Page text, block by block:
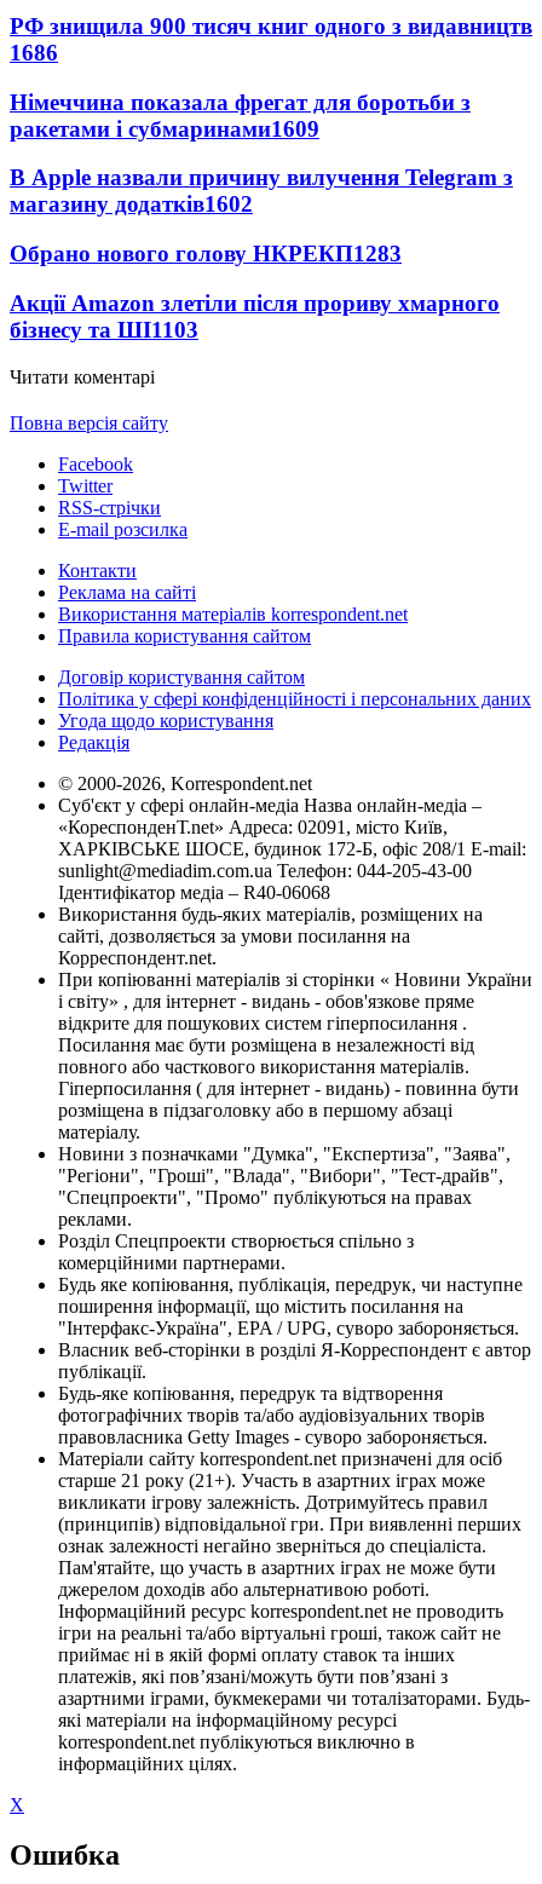
РФ знищила 900 тисяч книг одного з видавництв
1686
Німеччина показала фрегат для боротьби з
ракетами і субмаринами1609
В Apple назвали причину вилучення Telegram з
магазину додатків1602
Обрано нового голову НКРЕКП1283
Акції Amazon злетіли після прориву хмарного
бізнесу та ШІ1103
Читати коментарі
Повна версія сайту
Facebook
Twitter
RSS-стрічки
E-mail розсилка
Контакти
Реклама на сайті
Використання матеріалів korrespondent.net
Правила користування сайтом
Договір користування сайтом
Політика у сфері конфіденційності і персональних даних
Угода щодо користування
Редакція
© 2000-2026, Korrespondent.net
Суб'єкт у сфері онлайн-медіа Назва онлайн-медіа –
«КореспонденТ.net» Адреса: 02091, місто Київ,
ХАРКІВСЬКЕ ШОСЕ, будинок 172-Б, офіс 208/1 E-mail:
sunlight@mediadim.com.ua Телефон: 044-205-43-00
Ідентифікатор медіа – R40-06068
Використання будь-яких матеріалів, розміщених на
сайті, дозволяється за умови посилання на
Корреспондент.net.
При копіюванні матеріалів зі сторінки « Новини України
і світу» , для інтернет - видань - обов'язкове пряме
відкрите для пошукових систем гіперпосилання .
Посилання має бути розміщена в незалежності від
повного або часткового використання матеріалів.
Гіперпосилання ( для інтернет - видань) - повинна бути
розміщена в підзаголовку або в першому абзаці
матеріалу.
Новини з позначками "Думка", "Експертиза", "Заява",
"Регіони", "Гроші", "Влада", "Вибори", "Тест-драйв",
"Спецпроекти", "Промо" публікуються на правах
реклами.
Розділ Спецпроекти створюється спільно з
комерційними партнерами.
Будь яке копіювання, публікація, передрук, чи наступне
поширення інформації, що містить посилання на
"Інтерфакс-Україна", EPA / UPG, суворо забороняється.
Власник веб-сторінки в розділі Я-Корреспондент є автор
публікації.
Будь-яке копіювання, передрук та відтворення
фотографічних творів та/або аудіовізуальних творів
правовласника Getty Images - суворо забороняється.
Матеріали сайту korrespondent.net призначені для осіб
старше 21 року (21+). Участь в азартних іграх може
викликати ігрову залежність. Дотримуйтесь правил
(принципів) відповідальної гри. При виявленні перших
ознак залежності негайно зверніться до спеціаліста.
Пам'ятайте, що участь в азартних іграх не може бути
джерелом доходів або альтернативою роботі.
Інформаційний ресурс korrespondent.net не проводить
ігри на реальні та/або віртуальні гроші, також сайт не
приймає ні в якій формі оплату ставок та інших
платежів, які пов’язані/можуть бути пов’язані з
азартними іграми, букмекерами чи тоталізаторами. Будь-
які матеріали на інформаційному ресурсі
korrespondent.net публікуються виключно в
інформаційних цілях.
X
Ошибка